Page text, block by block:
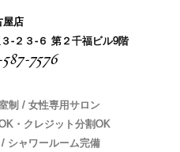
屋店
-２３-６ 第２千福ビル9階
7576
制 / 女性専用サロン
・クレジット分割OK
シャワールーム完備